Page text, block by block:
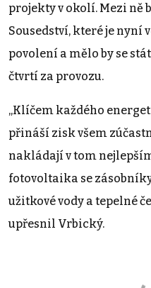
projekty v okolí. Mezi ně
Sousedství, které je nyní
povolení a mělo by se
čtvrtí za provozu.
„Klíčem každého
přináší zisk všem
nakládají v tom
fotovoltaika se
užitkové vody a tepelné
upřesnil Vrbický.